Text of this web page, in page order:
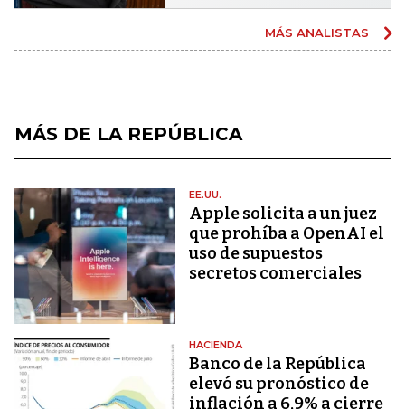
MÁS ANALISTAS
MÁS DE LA REPÚBLICA
EE.UU.
Apple solicita a un juez
que prohíba a OpenAI el
uso de supuestos
secretos comerciales
HACIENDA
Banco de la República
elevó su pronóstico de
inflación a 6,9% a cierre